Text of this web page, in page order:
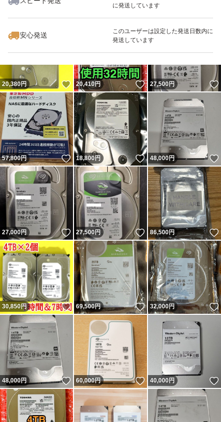
に発送しています
安心発送
このユーザーは設定した発送日数内に
発送しています
いいね！
64,800
20,380円 いいね！
20,410円 いいね！
27,500円
57,800円 いいね！
18,800円 いいね！
48,000円
27,000円 いいね！
27,500円 いいね！
86,500円
30,850円 いいね！
69,500円 いいね！
32,000円
48,000円 いいね！
60,000円 いいね！
40,000円